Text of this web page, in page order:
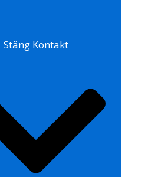
Stäng Kontakt